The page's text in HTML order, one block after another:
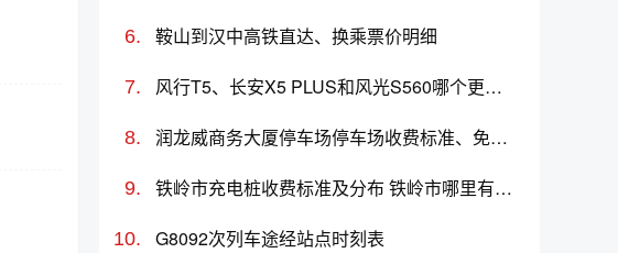
鞍山到汉中高铁直达、换乘票价明细
风行T5、长安X5 PLUS和风光S560哪个更值得买？性价比、配置对比
润龙威商务大厦停车场停车场收费标准、免费时长、日租月租信息
铁岭市充电桩收费标准及分布 铁岭市哪里有充电桩
G8092次列车途经站点时刻表